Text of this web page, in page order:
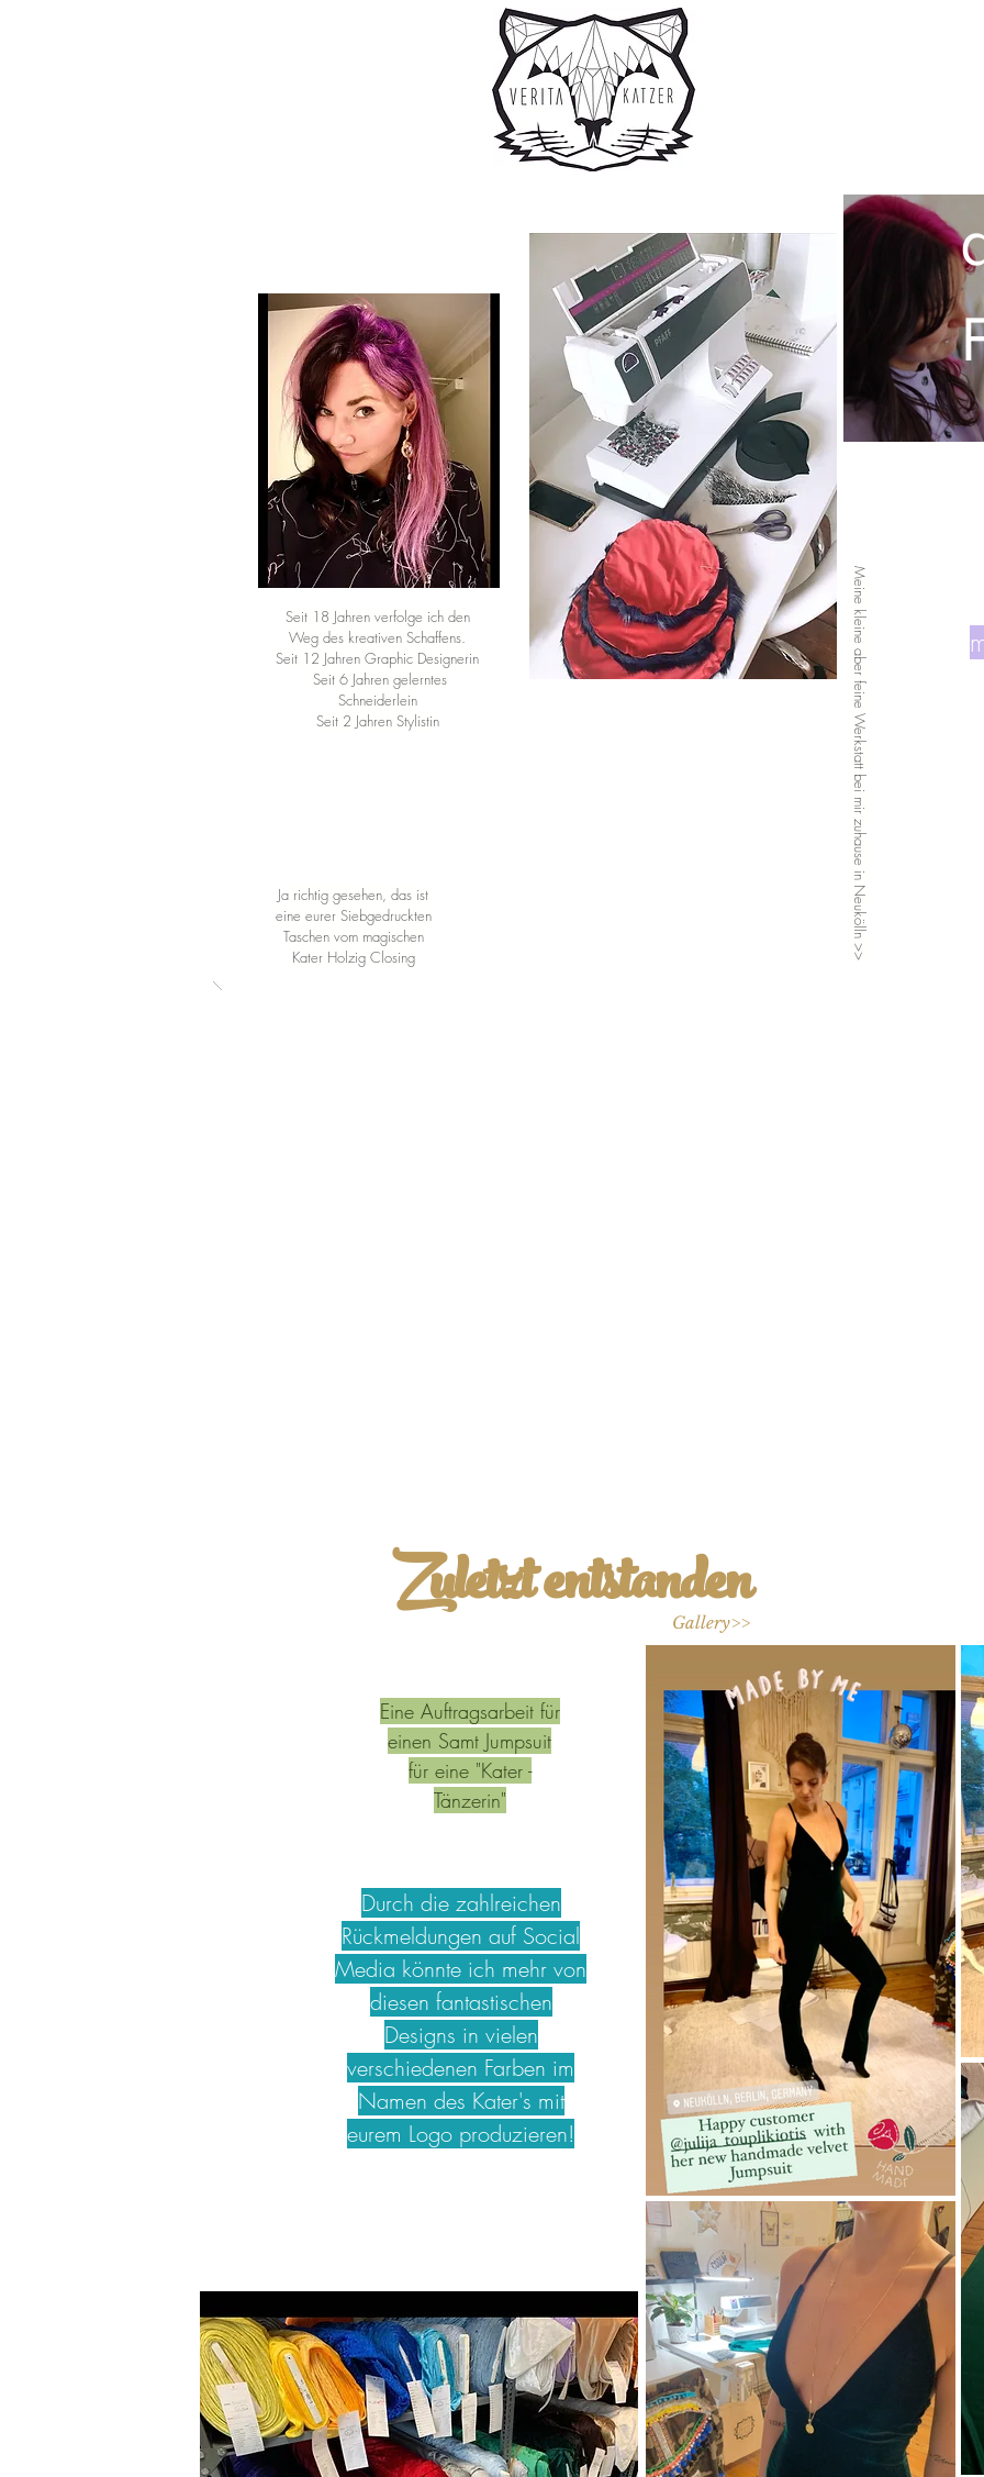
Seit 18 Jahren verfolge ich den
Weg des kreativen Schaffens.
Seit 12 Jahren Graphic Designerin
Seit 6 Jahren gelerntes
Schneiderlein
Seit 2 Jahren Stylistin
Meine kleine aber feine Werkstatt bei mir zuhause in Neukölln >>
Ja richtig gesehen, das ist
eine eurer Siebgedruckten
Taschen vom magischen
Kater Holzig Closing
Zuletzt entstanden
Gallery>>
Eine Auftragsarbeit für
einen Samt Jumpsuit
für eine "Kater -
Tänzerin"
Durch die zahlreichen
Rückmeldungen auf Social
Media könnte ich mehr von
diesen fantastischen
Designs in vielen
verschiedenen Farben im
Namen des Kater's mit
eurem Logo produzieren!